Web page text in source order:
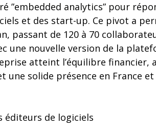
”embedded analytics” pour
et des start-up. Ce pivot a
passant de 120 à 70
une nouvelle version de la
atteint l’équilibre financier,
une solide présence en France
éditeurs de logiciels